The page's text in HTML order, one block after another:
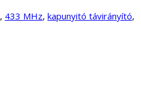
, 433 MHz, kapunyitó távirányító,